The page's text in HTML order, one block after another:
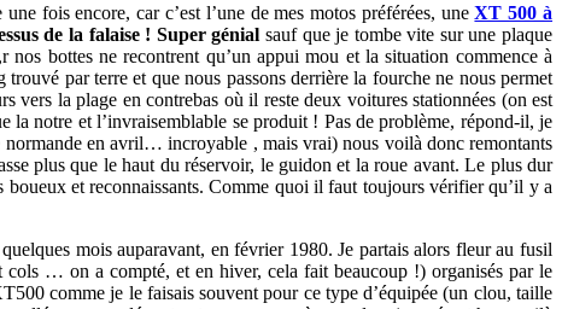
fois encore, car c’est l’une de mes motos préférées, uneXT 500 à
de la falaise ! Super génial sauf que je tombe vite sur une plaque
nos bottes ne recontrent qu’un appui mou et la situation commence à
par terre et que nous passons derrière la fourche ne nous permet
vers la plage en contrebas où il reste deux voitures stationnées (on est
la notre et l’invraisemblable se produit ! Pas de problème, répond-il, je
en avril… incroyable , mais vrai) nous voilà donc remontants
plus que le haut du réservoir, le guidon et la roue avant. Le plus dur
boueux et reconnaissants. Comme quoi il faut toujours vérifier qu’il y a
mois auparavant, en février 1980. Je partais alors fleur au fusil
cols … on a compté, et en hiver, cela fait beaucoup !) organisés par le
comme je le faisais souvent pour ce type d’équipée (un clou, taille